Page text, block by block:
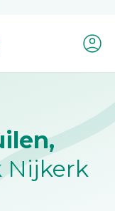
Mijn
Nijkerk